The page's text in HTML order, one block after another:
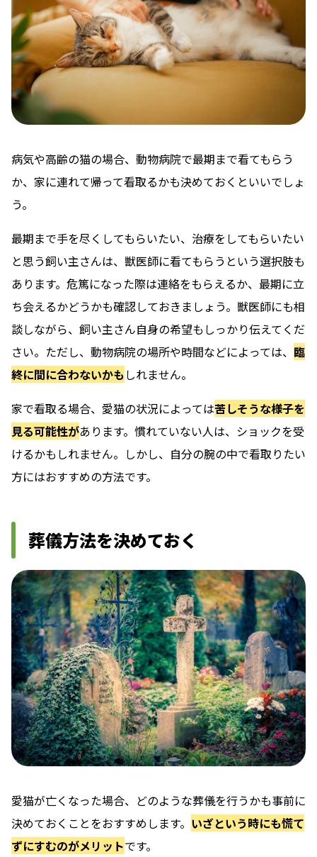
病気や高齢の猫の場合、動物病院で最期まで看てもらう
か、家に連れて帰って看取るかも決めておくといいでしょ
う。
最期まで手を尽くしてもらいたい、治療をしてもらいたい
と思う飼い主さんは、獣医師に看てもらうという選択肢も
あります。危篤になった際は連絡をもらえるか、最期に立
ち会えるかどうかも確認しておきましょう。獣医師にも相
談しながら、飼い主さん自身の希望もしっかり伝えてくだ
さい。ただし、動物病院の場所や時間などによっては、 臨
終に間に合わないかもしれません。
家で看取る場合、愛猫の状況によっては苦しそうな様子を
見る可能性があります。慣れていない人は、ショックを受
けるかもしれません。しかし、自分の腕の中で看取りたい
方にはおすすめの方法です。
葬儀方法を決めておく
愛猫が亡くなった場合、どのような葬儀を行うかも事前に
決めておくことをおすすめします。 いざという時にも慌て
ずにすむのがメリットです。